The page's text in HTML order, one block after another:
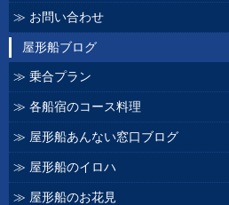
お問い合わせ
屋形船ブログ
乗合プラン
各船宿のコース料理
屋形船あんない窓口ブログ
屋形船のイロハ
屋形船のお花見